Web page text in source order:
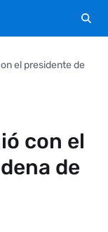
el presidente de
con el
de